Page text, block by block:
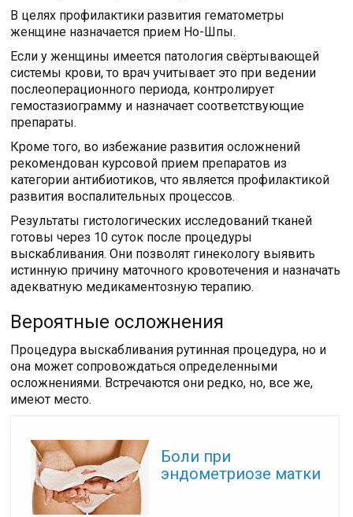
В целях профилактики развития гематометры
женщине назначается прием Но-Шпы.
Если у женщины имеется патология свёртывающей
системы крови, то врач учитывает это при ведении
послеоперационного периода, контролирует
гемостазиограмму и назначает соответствующие
препараты.
Кроме того, во избежание развития осложнений
рекомендован курсовой прием препаратов из
категории антибиотиков, что является профилактикой
развития воспалительных процессов.
Результаты гистологических исследований тканей
готовы через 10 суток после процедуры
выскабливания. Они позволят гинекологу выявить
истинную причину маточного кровотечения и назначать
адекватную медикаментозную терапию.
Вероятные осложнения
Процедура выскабливания рутинная процедура, но и
она может сопровождаться определенными
осложнениями. Встречаются они редко, но, все же,
имеют место.
Боли при
эндометриозе матки